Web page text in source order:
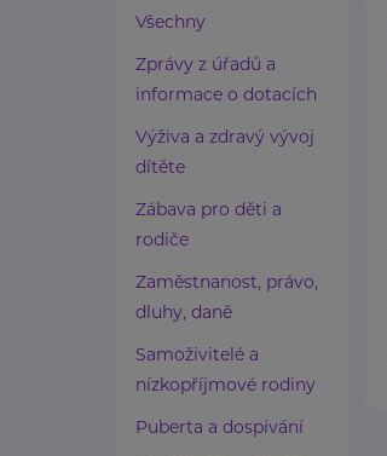
Všechny
Zprávy z úřadů a
informace o dotacích
Výživa a zdravý vývoj
dítěte
Zábava pro děti a
rodiče
Zaměstnanost, právo,
dluhy, daně
Samoživitelé a
nízkopříjmové rodiny
Puberta a dospívání